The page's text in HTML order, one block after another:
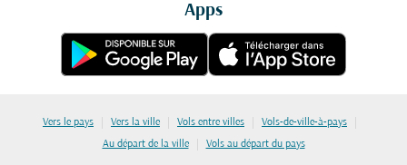
Apps
Vers le pays | Vers la ville | Vols entre villes | Vols-de-ville-à-pays |
Au départ de la ville | Vols au départ du pays